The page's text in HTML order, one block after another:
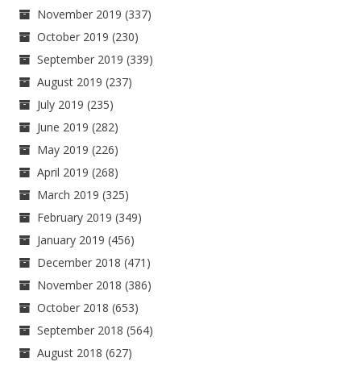
November 2019 (337)
October 2019 (230)
September 2019 (339)
August 2019 (237)
July 2019 (235)
June 2019 (282)
May 2019 (226)
April 2019 (268)
March 2019 (325)
February 2019 (349)
January 2019 (456)
December 2018 (471)
November 2018 (386)
October 2018 (653)
September 2018 (564)
August 2018 (627)